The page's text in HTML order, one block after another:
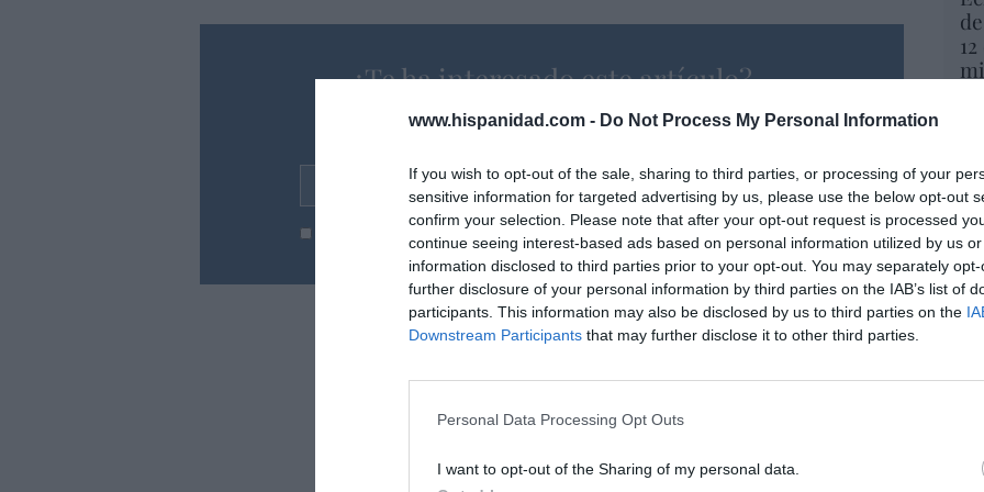
www.hispanidad.com - Do Not Process My Personal Information
If you wish to opt-out of the sale, sharing to third parties, or processing of your
sensitive information for targeted advertising by us, please use the below opt-out
confirm your selection. Please note that after your opt-out request is processed
continue seeing interest-based ads based on personal information utilized by us
information disclosed to third parties prior to your opt-out. You may separately
further disclosure of your personal information by third parties on the IAB’s list of
participants. This information may also be disclosed by us to third parties on the
Downstream Participants that may further disclose it to other third parties.
Personal Data Processing Opt Outs
I want to opt-out of the Sharing of my personal data.
¿Te ha interesado este artículo?
Suscríbete a nuestro newsletter y recibe cada dia
en tu correo lo más destacado de Hispanidad
Tu correo electrónico...
condiciones legales
y